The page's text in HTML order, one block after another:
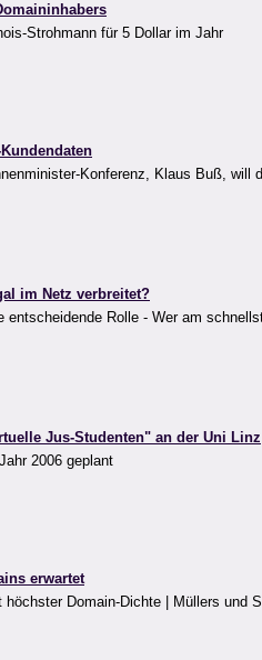
Strohmann für 5 Dollar im Jahr
Konferenz, Klaus Buß,
im Netz verbreitet?
entscheidende Rolle - Wer am
Jus-Studenten" an der Uni Linz
2006 geplant
erwartet
Domain-Dichte | Müllers und